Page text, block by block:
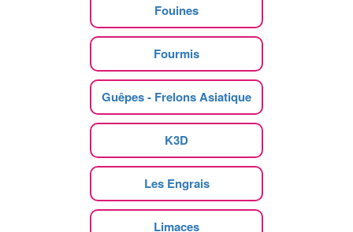
Fouines
Fourmis
Guêpes - Frelons Asiatique
K3D
Les Engrais
Limaces